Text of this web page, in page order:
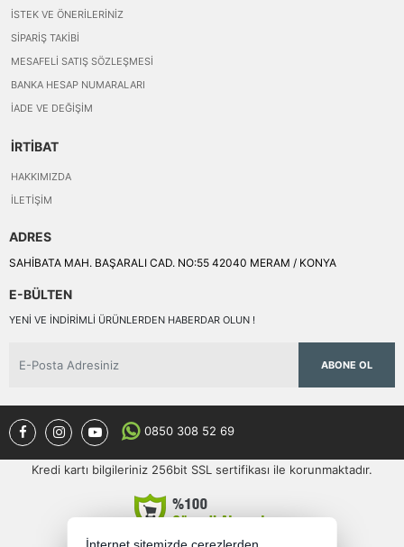
İSTEK VE ÖNERILERINIZ
SIPARIŞ TAKIBI
MESAFELI SATIŞ SÖZLEŞMESI
BANKA HESAP NUMARALARI
İADE VE DEĞIŞIM
İRTİBAT
HAKKIMIZDA
İLETIŞIM
ADRES
SAHİBATA MAH. BAŞARALI CAD. NO:55 42040 MERAM / KONYA
E-BÜLTEN
YENI VE INDIRIMLI ÜRÜNLERDEN HABERDAR OLUN !
ABONE OL
0850 308 52 69
Kredi kartı bilgileriniz 256bit SSL sertifikası ile korunmaktadır.